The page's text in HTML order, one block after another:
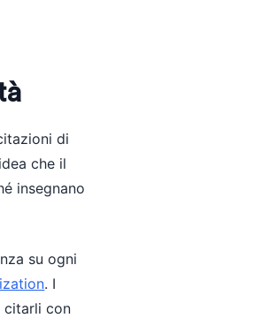
di
che il
insegnano
su ogni
. I
citarli con